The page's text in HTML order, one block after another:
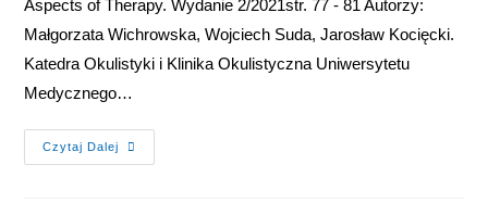
Aspects of Therapy. Wydanie 2/2021str. 77 - 81 Autorzy:
Małgorzata Wichrowska, Wojciech Suda, Jarosław Kocięcki.
Katedra Okulistyki i Klinika Okulistyczna Uniwersytetu
Medycznego…
Czytaj Dalej